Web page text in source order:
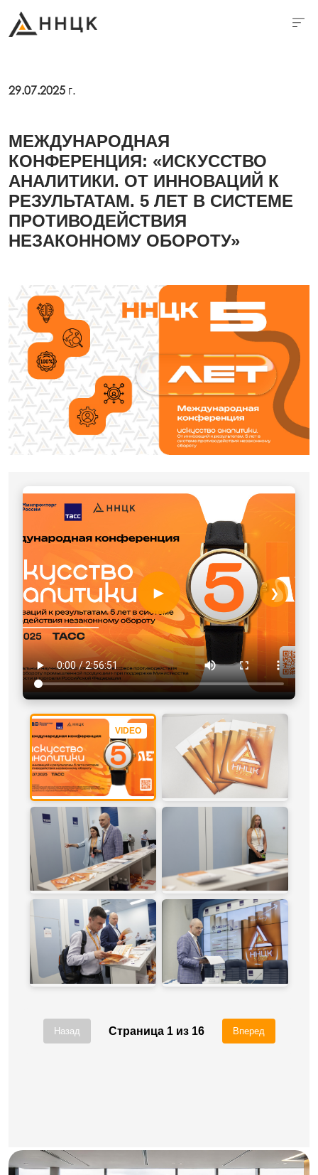
29.07.2025 г.
МЕЖДУНАРОДНАЯ
КОНФЕРЕНЦИЯ: «ИСКУССТВО
АНАЛИТИКИ. ОТ ИННОВАЦИЙ К
РЕЗУЛЬТАТАМ. 5 ЛЕТ В СИСТЕМЕ
ПРОТИВОДЕЙСТВИЯ
НЕЗАКОННОМУ ОБОРОТУ»